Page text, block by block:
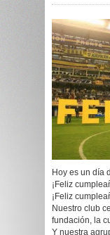
Hoy es un día
¡Feliz
¡Feliz
Nuestro club
fundación, la
Y nuestra